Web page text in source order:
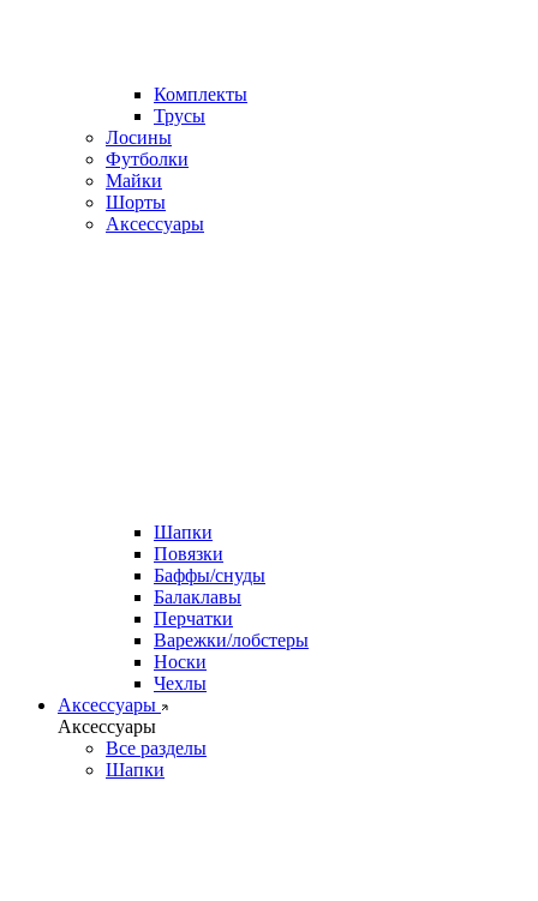
Комплекты
Трусы
Лосины
Футболки
Майки
Шорты
Аксессуары
Шапки
Повязки
Баффы/снуды
Балаклавы
Перчатки
Варежки/лобстеры
Носки
Чехлы
Аксессуары
Аксессуары
Все разделы
Шапки